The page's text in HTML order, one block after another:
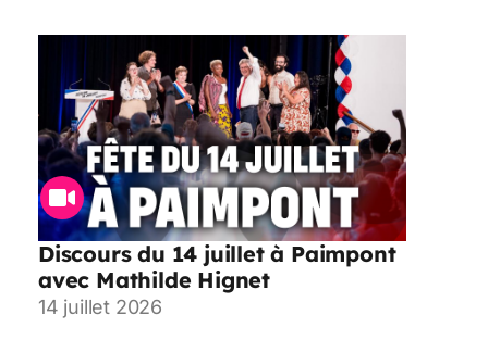
Discours du 14 juillet à Paimpont
avec Mathilde Hignet
14 juillet 2026